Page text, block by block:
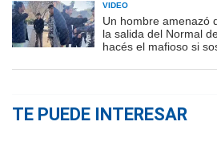
VIDEO
Un hombre amenazó
la salida del Normal
hacés el mafioso si
TE PUEDE INTERESAR